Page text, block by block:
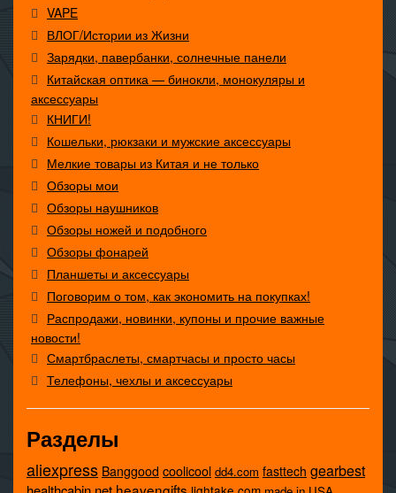
VAPE
ВЛОГ/Истории из Жизни
Зарядки, павербанки, солнечные панели
Китайская оптика — бинокли, монокуляры и
аксессуары
КНИГИ!
Кошельки, рюкзаки и мужские аксессуары
Мелкие товары из Китая и не только
Обзоры мои
Обзоры наушников
Обзоры ножей и подобного
Обзоры фонарей
Планшеты и аксессуары
Поговорим о том, как экономить на покупках!
Распродажи, новинки, купоны и прочие важные
новости!
Смартбраслеты, смартчасы и просто часы
Телефоны, чехлы и аксессуары
Разделы
aliexpress Banggood coolicool dd4.com fasttech gearbest